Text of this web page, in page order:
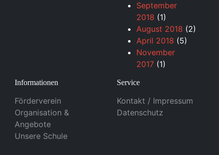
September
2018 (1)
August 2018 (2)
April 2018 (5)
November
2017 (1)
Informationen
Förderverein
Organisation &
Angebote
Unsere Schule
Service
Kontakt / Impressum
Datenschutz